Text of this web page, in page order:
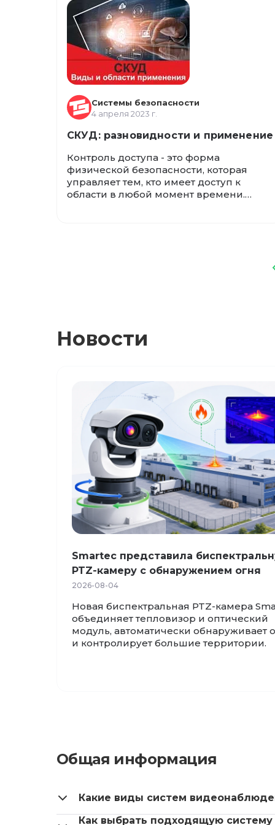
Системы безопасности
4 апреля 2023 г.
СКУД: разновидности и применение
Контроль доступа - это форма
физической безопасности, которая
управляет тем, кто имеет доступ к
области в любой момент времени.
Новости
Smartec представила
PTZ-камеру с обнаружением огня
2026-08-04
Новая биспектральная PTZ-камера
объединяет тепловизор и оптический
модуль, автоматически обнаруживает
и контролирует большие территории.
Общая информация
Какие виды систем
Как выбрать подходящую